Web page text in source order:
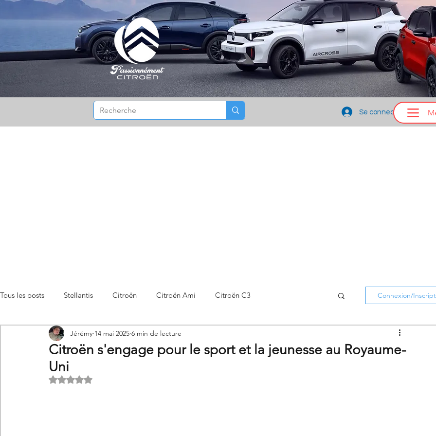
Se connecter
Tous les posts Stellantis Citroën Citroën Ami Citroën C3
Citroën C3 Aircross Citroën C4 Citroën C4 X
Citroën C5 X Citroën Berlingo
Connexion/
Citroën s'engage pour le sport et la jeunesse au Royaume-
Uni
Jérémy 14 mai 2025 6 min de lecture
Noté NaN étoiles sur 5.